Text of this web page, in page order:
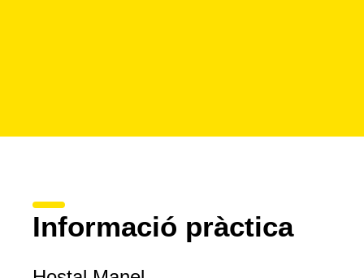
Informació pràctica